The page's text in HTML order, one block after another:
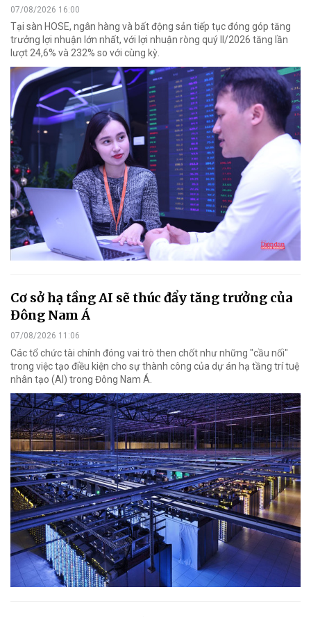
07/08/2026 16:00
Tại sàn HOSE, ngân hàng và bất động sản tiếp tục đóng góp tăng
trưởng lợi nhuận lớn nhất, với lợi nhuận ròng quý II/2026 tăng lần
lượt 24,6% và 232% so với cùng kỳ.
Cơ sở hạ tầng AI sẽ thúc đẩy tăng trưởng của
Đông Nam Á
07/08/2026 11:06
Các tổ chức tài chính đóng vai trò then chốt như những "cầu nối"
trong việc tạo điều kiện cho sự thành công của dự án hạ tầng trí tuệ
nhân tạo (AI) trong Đông Nam Á.